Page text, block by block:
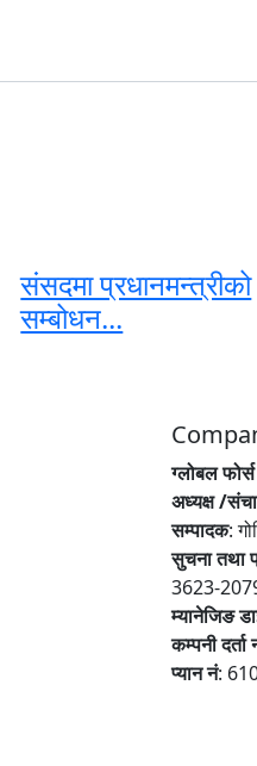
संसदमा प्रधानमन्त्रीको
सम्बोधन...
ग्लोबल
अध्यक्ष /
सम्पादक:
सुचना तथा
3623-
म्यानेजिङ
कम्पनी दर्ता
प्यान नं: